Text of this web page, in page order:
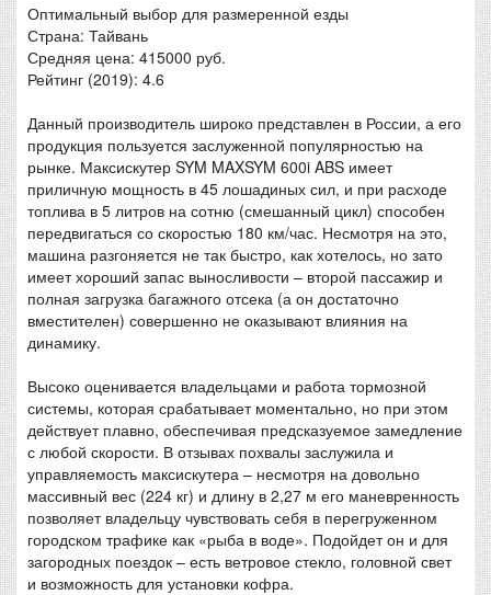
Оптимальный выбор для размеренной езды
Страна: Тайвань
Средняя цена: 415000 руб.
Рейтинг (2019): 4.6
Данный производитель широко представлен в России, а его
продукция пользуется заслуженной популярностью на
рынке. Максискутер SYM MAXSYM 600i ABS имеет
приличную мощность в 45 лошадиных сил, и при расходе
топлива в 5 литров на сотню (смешанный цикл) способен
передвигаться со скоростью 180 км/час. Несмотря на это,
машина разгоняется не так быстро, как хотелось, но зато
имеет хороший запас выносливости – второй пассажир и
полная загрузка багажного отсека (а он достаточно
вместителен) совершенно не оказывают влияния на
динамику.
Высоко оценивается владельцами и работа тормозной
системы, которая срабатывает моментально, но при этом
действует плавно, обеспечивая предсказуемое замедление
с любой скорости. В отзывах похвалы заслужила и
управляемость максискутера – несмотря на довольно
массивный вес (224 кг) и длину в 2,27 м его маневренность
позволяет владельцу чувствовать себя в перегруженном
городском трафике как «рыба в воде». Подойдет он и для
загородных поездок – есть ветровое стекло, головной свет
и возможность для установки кофра.